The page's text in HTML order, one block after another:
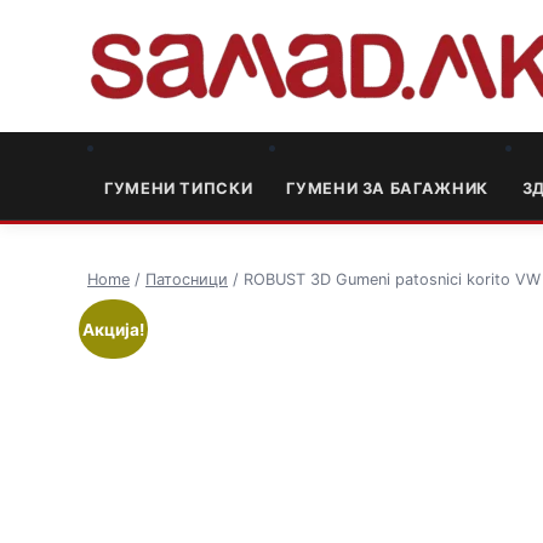
ГУМЕНИ ТИПСКИ ГУМЕНИ ЗА БАГАЖНИК
Home / Патосници / ROBUST 3D Gumeni patosnici korito
Акција!